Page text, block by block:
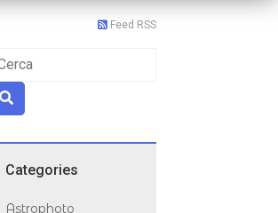
Feed RSS
Categories
Astrophoto